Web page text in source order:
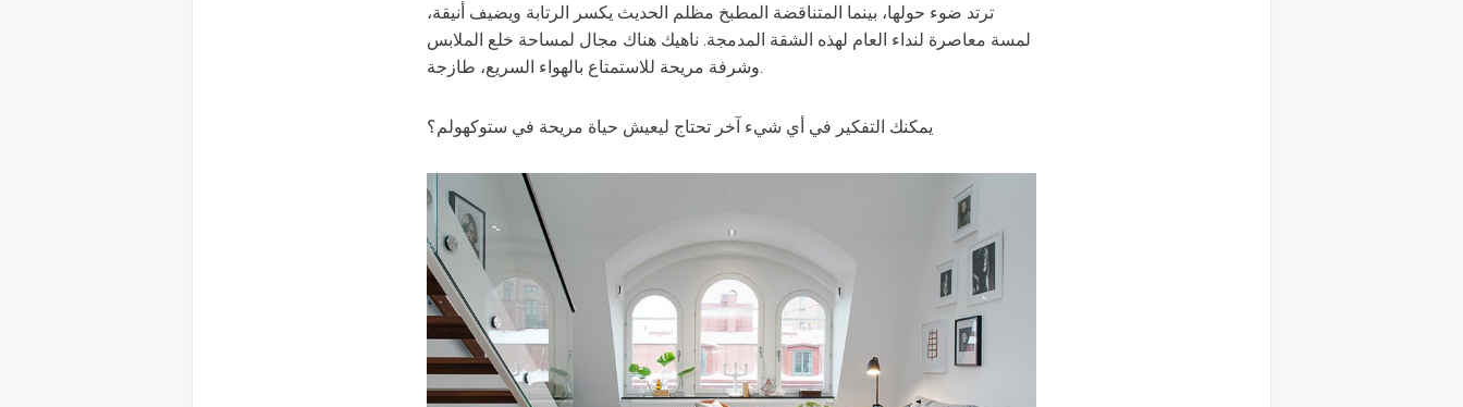
ترتد ضوء حولها، بينما المتناقضة المطبخ مظلم الحديث يكسر الرتابة ويضيف أنيقة،
لمسة معاصرة لنداء العام لهذه الشقة المدمجة. ناهيك هناك مجال لمساحة خلع الملابس
وشرفة مريحة للاستمتاع بالهواء السريع، طازجة.
يمكنك التفكير في أي شيء آخر تحتاج ليعيش حياة مريحة في ستوكهولم؟